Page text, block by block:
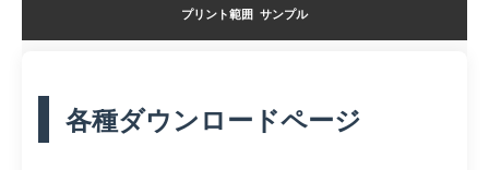
プリント範囲 サンプル
各種ダウンロードページ